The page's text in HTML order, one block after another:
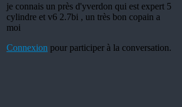
je connais un près d'yverdon qui est expert 5
cylindre et v6 2.7bi , un très bon copain a
moi
Connexion pour participer à la conversation.